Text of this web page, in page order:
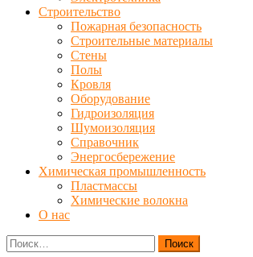
Строительство
Пожарная безопасность
Строительные материалы
Стены
Полы
Кровля
Оборудование
Гидроизоляция
Шумоизоляция
Справочник
Энергосбережение
Химическая промышленность
Пластмассы
Химические волокна
О нас
Найти: